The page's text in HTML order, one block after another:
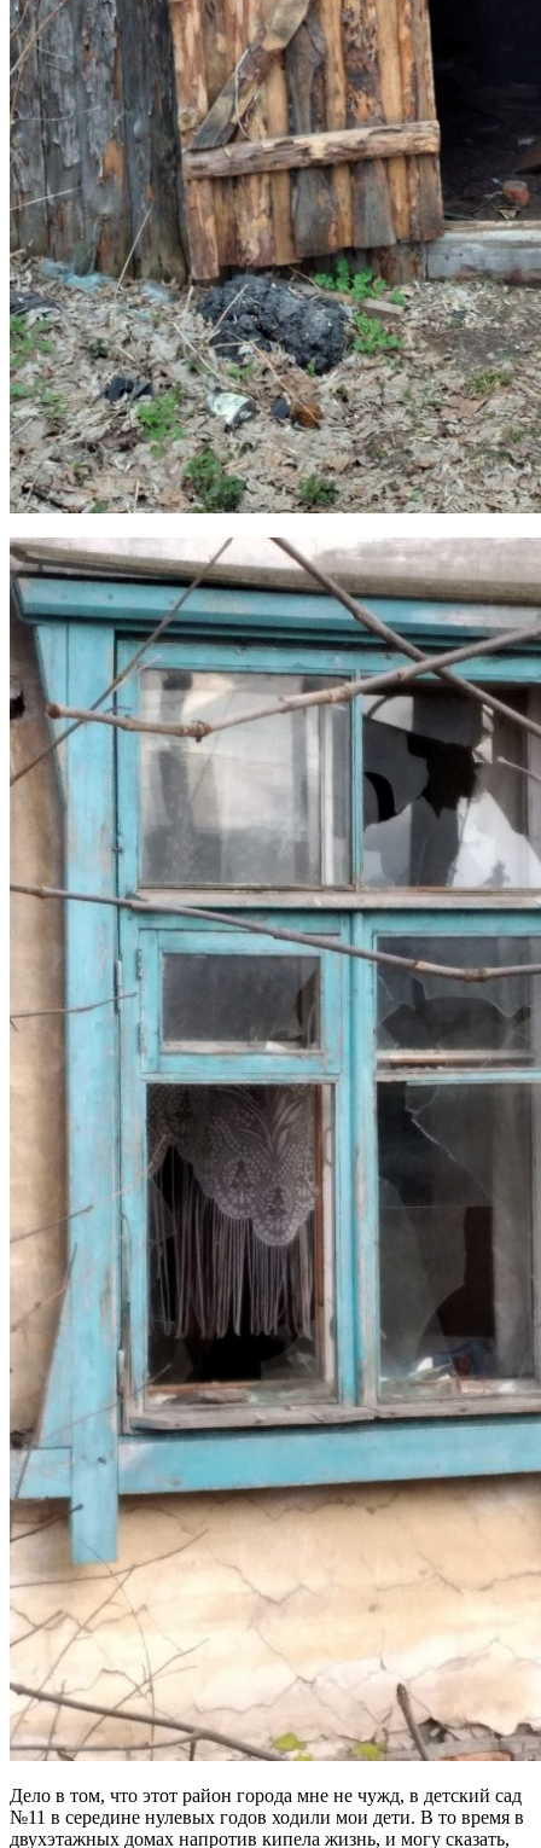
Дело в том, что этот район города мне не чужд, в детский сад
№11 в середине нулевых годов ходили мои дети. В то время в
двухэтажных домах напротив кипела жизнь, и могу сказать,